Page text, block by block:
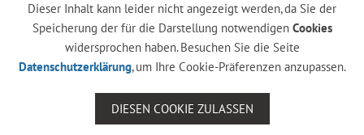
Dieser Inhalt kann leider nicht angezeigt werden, da Sie der
Speicherung der für die Darstellung notwendigen Cookies
widersprochen haben. Besuchen Sie die Seite
Datenschutzerklärung, um Ihre Cookie-Präferenzen anzupassen.
DIESEN COOKIE ZULASSEN